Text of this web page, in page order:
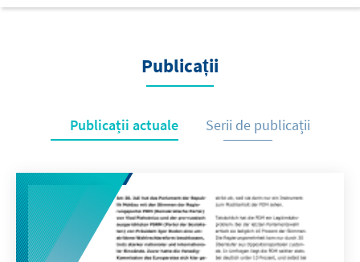
Publicații
Publicații actuale Serii de publicații